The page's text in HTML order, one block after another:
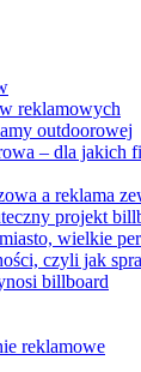
reklamowych
outdoorowej
– dla jakich
a reklama
projekt
wielkie
czyli jak
billboard
reklamowe